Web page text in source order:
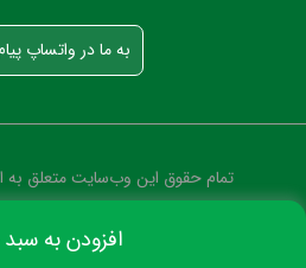
افزودن به
به ما در واتساپ
تمام حقوق این وب‌سایت متعلق به